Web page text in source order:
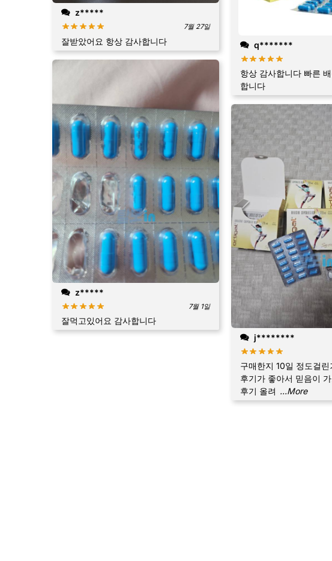
z*****
7월 27일
잘받았어요 항상 감사합니다
z*****
7월 1일
잘먹고있어요 감사합니다
q*******
항상 감사합니다 빠른
합니다
j********
구매한지 10일 정도걸
후기가 좋아서 믿음이
후기 올려 ...More